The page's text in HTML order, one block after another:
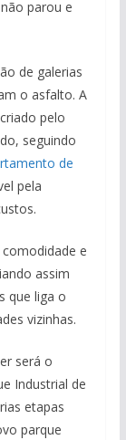
não parou e
de galerias
o asfalto. A
pelo
seguindo
de
pela
e
assim
que liga o
vizinhas.
será o
Industrial de
etapas
parque